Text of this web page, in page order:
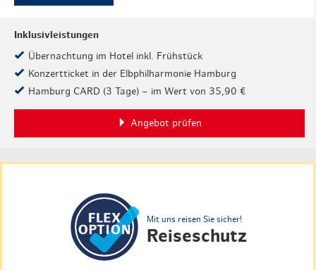
Inklusivleistungen
Übernachtung im Hotel inkl. Frühstück
Konzertticket in der Elbphilharmonie Hamburg
Hamburg CARD (3 Tage) – im Wert von 35,90 €
Angebot prüfen
Mit uns reisen Sie sicher!
Reiseschutz